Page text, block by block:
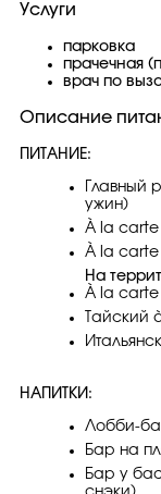
Услуги
парковка
прачечная
врач по
Описание
ПИТАНИЕ:
Главный
ужин)
À la carte
À la carte
На
À la carte
Тайский
НАПИТКИ:
Лобби-
Бар на
Бар у